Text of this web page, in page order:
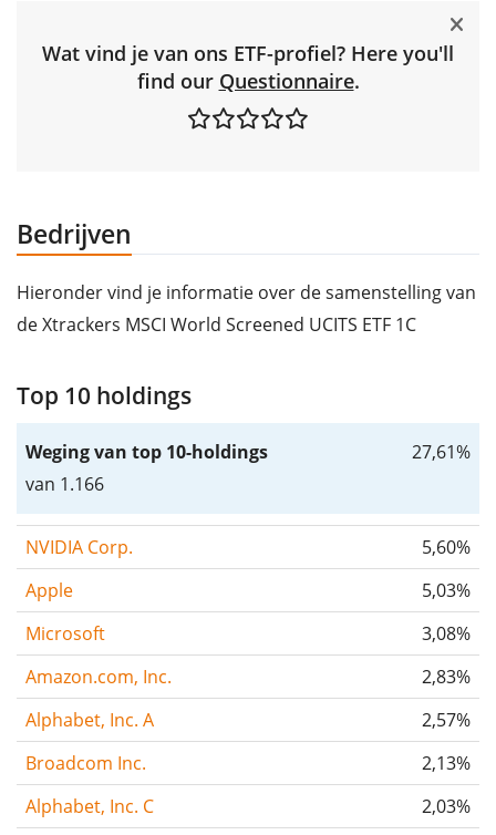
Wat vind je van ons ETF-profiel? Here you'll
find our Questionnaire.
Bedrijven
Hieronder vind je informatie over de samenstelling van
de Xtrackers MSCI World Screened UCITS ETF 1C
Top 10 holdings
Weging van top 10-holdings
van 1.166
27,61%
NVIDIA Corp.
5,60%
Apple
5,03%
Microsoft
3,08%
Amazon.com, Inc.
2,83%
Alphabet, Inc. A
2,57%
Broadcom Inc.
2,13%
Alphabet, Inc. C
2,03%